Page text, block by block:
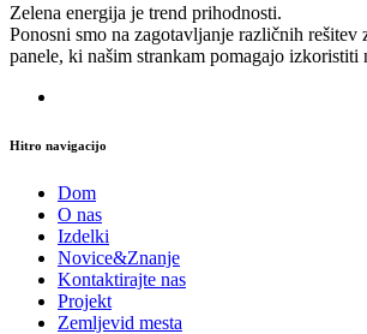
Zelena energija je trend prihodnosti.
Ponosni smo na zagotavljanje različnih rešitev
panele, ki našim strankam pomagajo izkoristiti
Hitro navigacijo
Dom
O nas
Izdelki
Novice&Znanje
Kontaktirajte nas
Projekt
Zemljevid mesta